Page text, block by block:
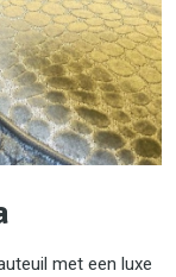
met een luxe